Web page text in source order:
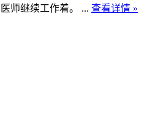
师继续工作着。 ... 查看详情 »